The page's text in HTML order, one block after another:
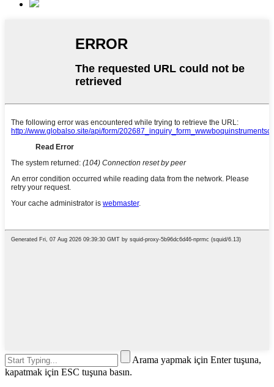
Arama yapmak için Enter tuşuna,
kapatmak için ESC tuşuna basın.